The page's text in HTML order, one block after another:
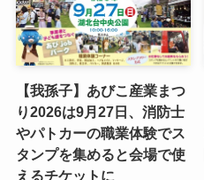
【我孫子】あびこ産業まつ
り2026は9月27日、消防士